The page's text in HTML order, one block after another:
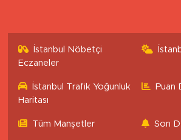
İstanbul Nöbetçi
Eczaneler
İstanbul Trafik Yoğunluk
Haritası
Puan
Tüm Manşetler Son